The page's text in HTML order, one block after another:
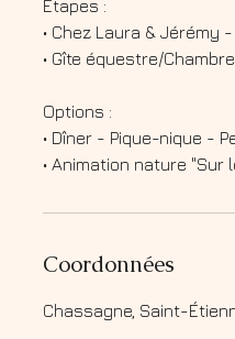
Étapes :
• Chez Laura & Jérémy
• Gîte équestre/
Options :
• Dîner - Pique-nique -
Coordonnées
Chassagne, Saint-